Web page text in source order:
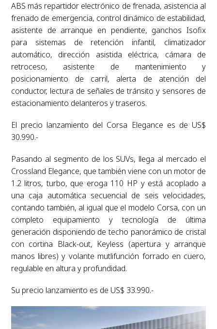
ABS más repartidor electrónico de frenada, asistencia al
frenado de emergencia, control dinámico de estabilidad,
asistente de arranque en pendiente, ganchos Isofix
para sistemas de retención infantil, climatizador
automático, dirección asistida eléctrica, cámara de
retroceso, asistente de mantenimiento y
posicionamiento de carril, alerta de atención del
conductor, lectura de señales de tránsito y sensores de
estacionamiento delanteros y traseros.
El precio lanzamiento del Corsa Elegance es de US$
30.990.-
Pasando al segmento de los SUVs, llega al mercado el
Crossland Elegance, que también viene con un motor de
1.2 litros, turbo, que eroga 110 HP y está acoplado a
una caja automática secuencial de seis velocidades,
contando también, al igual que el modelo Corsa, con un
completo equipamiento y tecnología de última
generación disponiendo de techo panorámico de cristal
con cortina Black-out, Keyless (apertura y arranque
manos libres) y volante mutlifunción forrado en cuero,
regulable en altura y profundidad.
Su precio lanzamiento es de US$ 33.990.-